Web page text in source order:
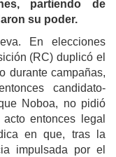
partiendo de
su poder.
En elecciones
(RC) duplicó el
durante campañas,
candidato-
Noboa, no pidió
entonces legal
en que, tras la
impulsada por el